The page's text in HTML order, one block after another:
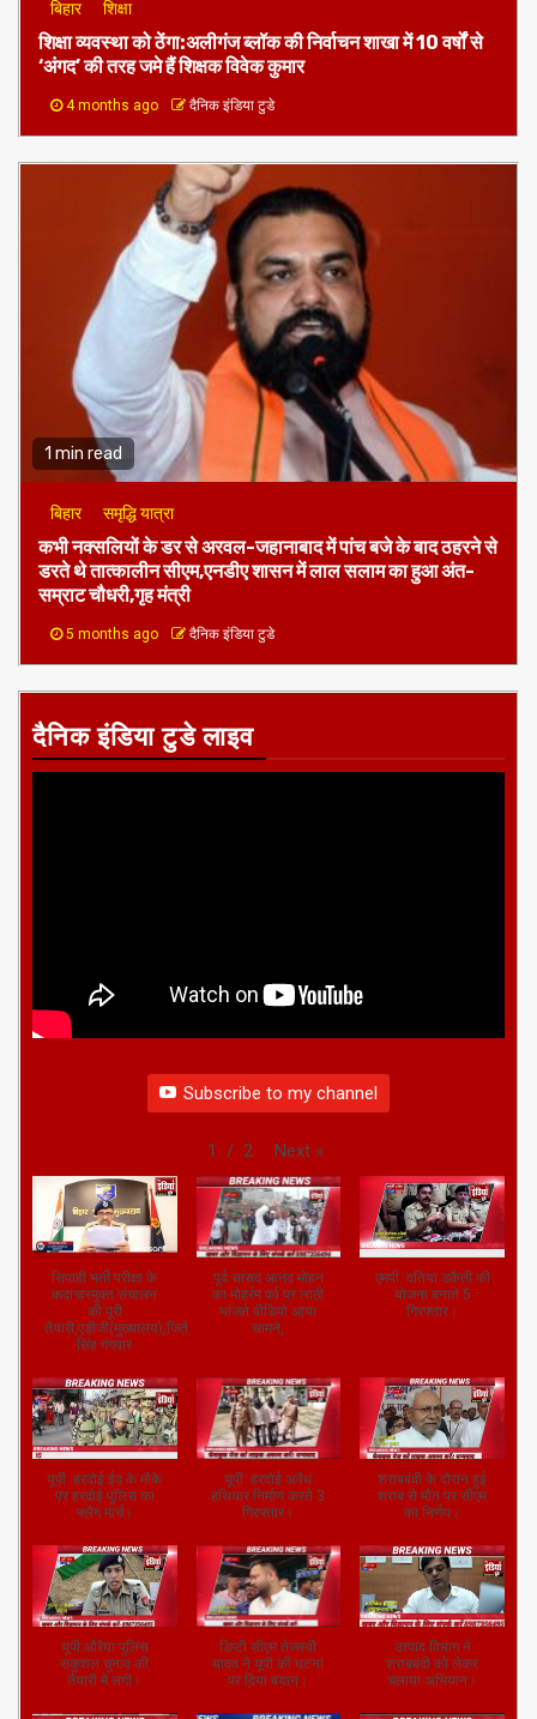
बिहार शिक्षा
शिक्षा व्यवस्था को ठेंगा:अलीगंज ब्लॉक की निर्वाचन शाखा में 10 वर्षों से
‘अंगद’ की तरह जमे हैं शिक्षक विवेक कुमार
4 months ago दैनिक इंडिया टुडे
1 min read
बिहार समृद्धि यात्रा
कभी नक्सलियों के डर से अरवल-जहानाबाद में पांच बजे के बाद ठहरने से
डरते थे तात्कालीन सीएम,एनडीए शासन में लाल सलाम का हुआ अंत-
सम्राट चौधरी,गृह मंत्री
5 months ago दैनिक इंडिया टुडे
दैनिक इंडिया टुडे लाइव
Subscribe to my channel
1 / 2 Next »
सिपाही भर्ती परीक्षा के
कदाचारमुक्त संचालन
की पूरी
तैयारी,एडीजी(मुख्यालय),जितेंद्र
सिंह गंगवार
पूर्व सांसद आनंद मोहन
का मोहर्रम पर्व पर लाठी
भांजते वीडियो आया
सामने,
एमपी: दतिया डकैती की
योजना बनाते 5
गिरफ्तार।
यूपी: हरदोई ईद के मौके
पर हरदोई पुलिस का
फ्लैग मार्च।
यूपी: हरदोई अवैध
हथियार निर्माण करते 3
गिरफ्तार।
शराबबंदी के दौरान हुई
शराब से मौत पर सीएम
का निर्णय।
यूपी:औरैया पुलिस
सकुशल चुनाव की
तैयारी में लगी।
डिप्टी सीएम तेजस्वी
यादव ने यूपी की घटना
पर दिया बयान।
उत्पाद विभाग ने
शराबबंदी को लेकर
चलाया अभियान।